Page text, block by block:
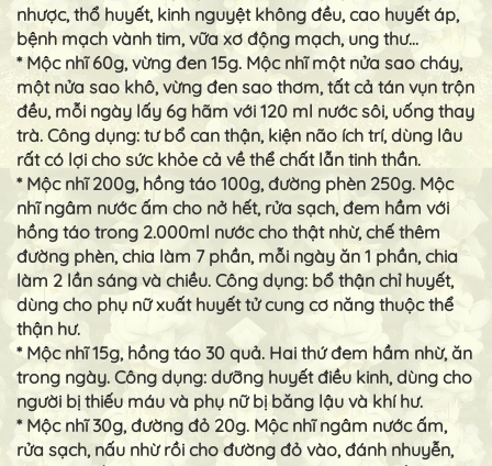
nhược, thổ huyết, kinh nguyệt không đều, cao huyết áp,
bệnh mạch vành tim, vữa xơ động mạch, ung thư…
* Mộc nhĩ 60g, vừng đen 15g. Mộc nhĩ một nửa sao cháy,
một nửa sao khô, vừng đen sao thơm, tất cả tán vụn trộn
đều, mỗi ngày lấy 6g hãm với 120 ml nước sôi, uống thay
trà. Công dụng: tư bổ can thận, kiện não ích trí, dùng lâu
rất có lợi cho sức khỏe cả về thể chất lẫn tinh thần.
* Mộc nhĩ 200g, hồng táo 100g, đường phèn 250g. Mộc
nhĩ ngâm nước ấm cho nở hết, rửa sạch, đem hầm với
hồng táo trong 2.000ml nước cho thật nhừ, chế thêm
đường phèn, chia làm 7 phần, mỗi ngày ăn 1 phần, chia
làm 2 lần sáng và chiều. Công dụng: bổ thận chỉ huyết,
dùng cho phụ nữ xuất huyết tử cung cơ năng thuộc thể
thận hư.
* Mộc nhĩ 15g, hồng táo 30 quả. Hai thứ đem hầm nhừ, ăn
trong ngày. Công dụng: dưỡng huyết điều kinh, dùng cho
người bị thiếu máu và phụ nữ bị băng lậu và khí hư.
* Mộc nhĩ 30g, đường đỏ 20g. Mộc nhĩ ngâm nước ấm,
rửa sạch, nấu nhừ rồi cho đường đỏ vào, đánh nhuyễn,